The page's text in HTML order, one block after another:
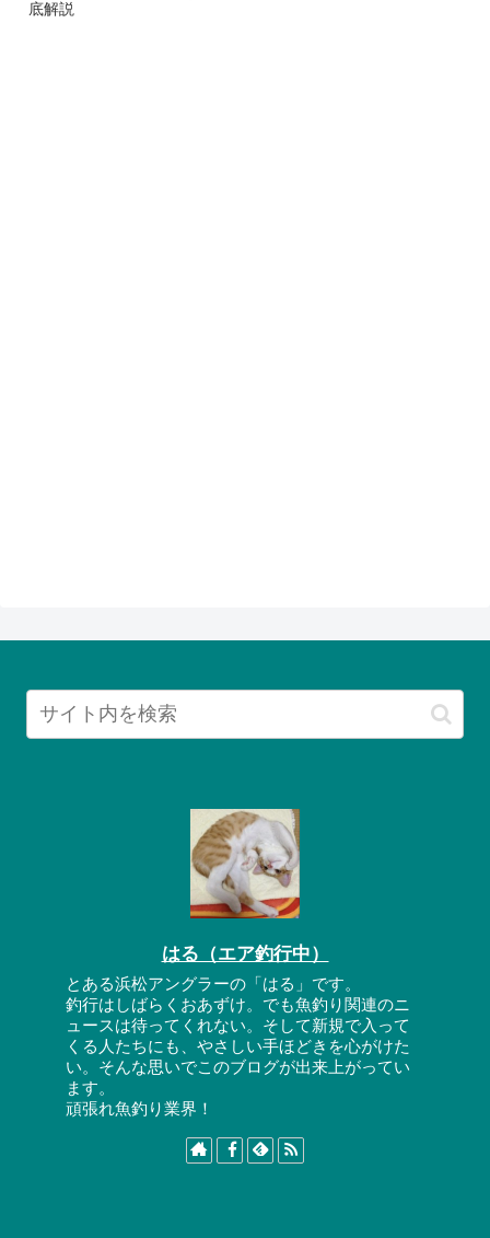
底解説
はる（エア釣行中）
とある浜松アングラーの「はる」です。
釣行はしばらくおあずけ。でも魚釣り関連のニ
ュースは待ってくれない。そして新規で入って
くる人たちにも、やさしい手ほどきを心がけた
い。そんな思いでこのブログが出来上がってい
ます。
頑張れ魚釣り業界！